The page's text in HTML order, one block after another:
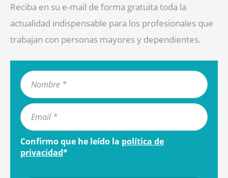
Reciba en su e-mail de forma gratuita toda la
actualidad indispensable para los profesionales que
trabajan con personas mayores y dependientes.
Confirmo que he leído la política de
privacidad*